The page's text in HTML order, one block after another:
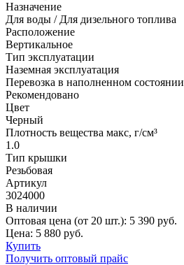
Назначение
Для воды / Для дизельного топлива
Расположение
Вертикальное
Тип эксплуатации
Наземная эксплуатация
Перевозка в наполненном состоянии
Рекомендовано
Цвет
Черный
Плотность вещества макс, г/см³
1.0
Тип крышки
Резьбовая
Артикул
3024000
В наличии
Оптовая цена (от 20 шт.): 5 390 руб.
Цена: 5 880 руб.
Купить
Получить оптовый прайс